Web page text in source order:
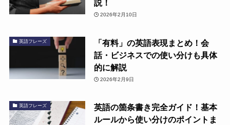
説！
2026年2月10日
英語フレーズ
「有料」の英語表現まとめ！会
話・ビジネスでの使い分けも具体
的に解説
2026年2月9日
英語フレーズ
英語の箇条書き完全ガイド！基本
ルールから使い分けのポイントま